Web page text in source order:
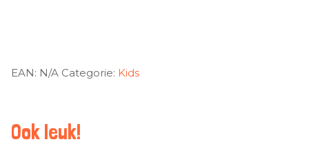
EAN: N/A Categorie: Kids
Ook leuk!